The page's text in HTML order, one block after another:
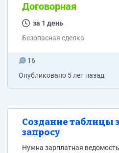
Договорная
за 1 день
Безопасная сделка
16
Опубликовано 5 лет назад
Создание таблицы
запросу
Нужна зарплатная ведомость в